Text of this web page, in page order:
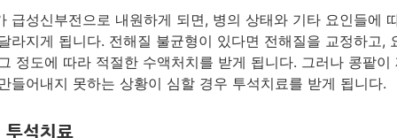
급성신부전으로 내원하게 되면, 병의 상태와 기타 요인들에
라지게 됩니다. 전해질 불균형이 있다면 전해질을 교정하고,
정도에 따라 적절한 수액처치를 받게 됩니다. 그러나 콩팥이
들어내지 못하는 상황이 심할 경우 투석치료를 받게 됩니다.
투석치료